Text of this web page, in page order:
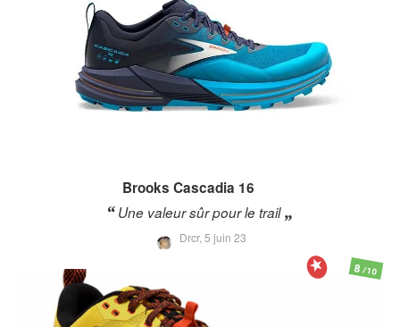
Brooks Cascadia 16
Une valeur sûr pour le trail
Drcr, 5 juin 23
8/10